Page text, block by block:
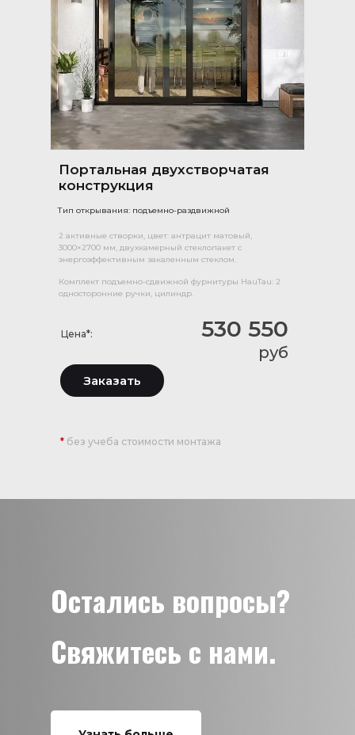
530 550
руб
Портальная двухстворчатая
конструкция
Тип открывания: подъемно-раздвижной
2 активные створки, цвет: антрацит матовый,
3000×2700 мм, двухкамерный стеклопакет с
энергоэффективным закаленным стеклом.
Комплект подъемно-сдвижной фурнитуры HauTau: 2
односторонние ручки, цилиндр.
Цена*:
Заказать
* без учеба стоимости монтажа
Остались вопросы?
Свяжитесь с нами.